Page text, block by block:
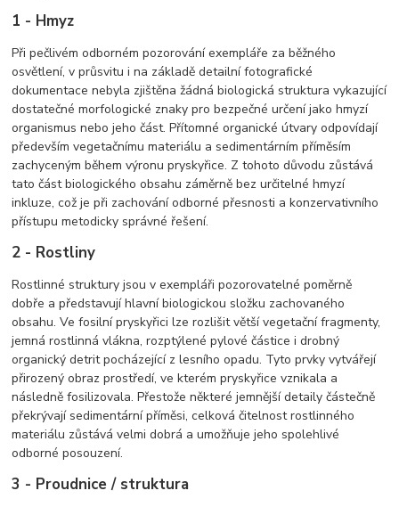
1 - Hmyz
Při pečlivém odborném pozorování exempláře za běžného
osvětlení, v průsvitu i na základě detailní fotografické
dokumentace nebyla zjištěna žádná biologická struktura vykazující
dostatečné morfologické znaky pro bezpečné určení jako hmyzí
organismus nebo jeho část. Přítomné organické útvary odpovídají
především vegetačnímu materiálu a sedimentárním příměsím
zachyceným během výronu pryskyřice. Z tohoto důvodu zůstává
tato část biologického obsahu záměrně bez určitelné hmyzí
inkluze, což je při zachování odborné přesnosti a konzervativního
přístupu metodicky správné řešení.
2 - Rostliny
Rostlinné struktury jsou v exempláři pozorovatelné poměrně
dobře a představují hlavní biologickou složku zachovaného
obsahu. Ve fosilní pryskyřici lze rozlišit větší vegetační fragmenty,
jemná rostlinná vlákna, rozptýlené pylové částice i drobný
organický detrit pocházející z lesního opadu. Tyto prvky vytvářejí
přirozený obraz prostředí, ve kterém pryskyřice vznikala a
následně fosilizovala. Přestože některé jemnější detaily částečně
překrývají sedimentární příměsi, celková čitelnost rostlinného
materiálu zůstává velmi dobrá a umožňuje jeho spolehlivé
odborné posouzení.
3 - Proudnice / struktura